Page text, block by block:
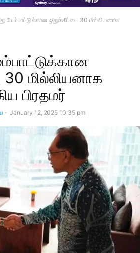
மேம்பாட்டுக்கான ஒதுக்கீட்டை 30 மில்லியனாக
மில்லியனாக
பிரதமர்
- January 12, 2025 10:35 pm